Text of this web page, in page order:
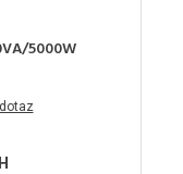
5000W